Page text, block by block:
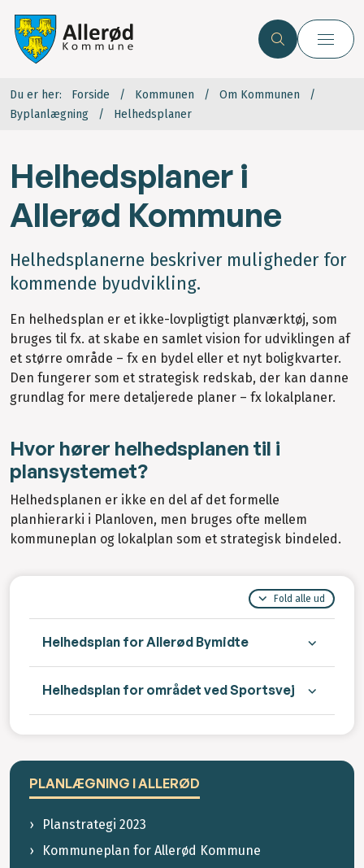
Du er her: Forside Kommunen
Om Kommunen
Byplanlægning
Helhedsplaner
Helhedsplaner i
Allerød Kommune
Helhedsplanerne beskriver muligheder for
kommende byudvikling.
En helhedsplan er et ikke-lovpligtigt planværktøj, som
bruges til fx. at skabe en samlet vision for udviklingen af
et større område – fx en bydel eller et nyt boligkvarter.
Den fungerer som et strategisk redskab, der kan danne
grundlag for mere detaljerede planer – fx lokalplaner.
Hvor hører helhedsplanen til i
plansystemet?
Helhedsplanen er ikke en del af det formelle
planhierarki i Planloven, men bruges ofte mellem
kommuneplan og lokalplan som et strategisk bindeled.
Fold alle ud
Helhedsplan for Allerød Bymidte
Helhedsplan for området ved Sportsvej
PLANLÆGNING I ALLERØD
Planstrategi 2023
Kommuneplan for Allerød Kommune